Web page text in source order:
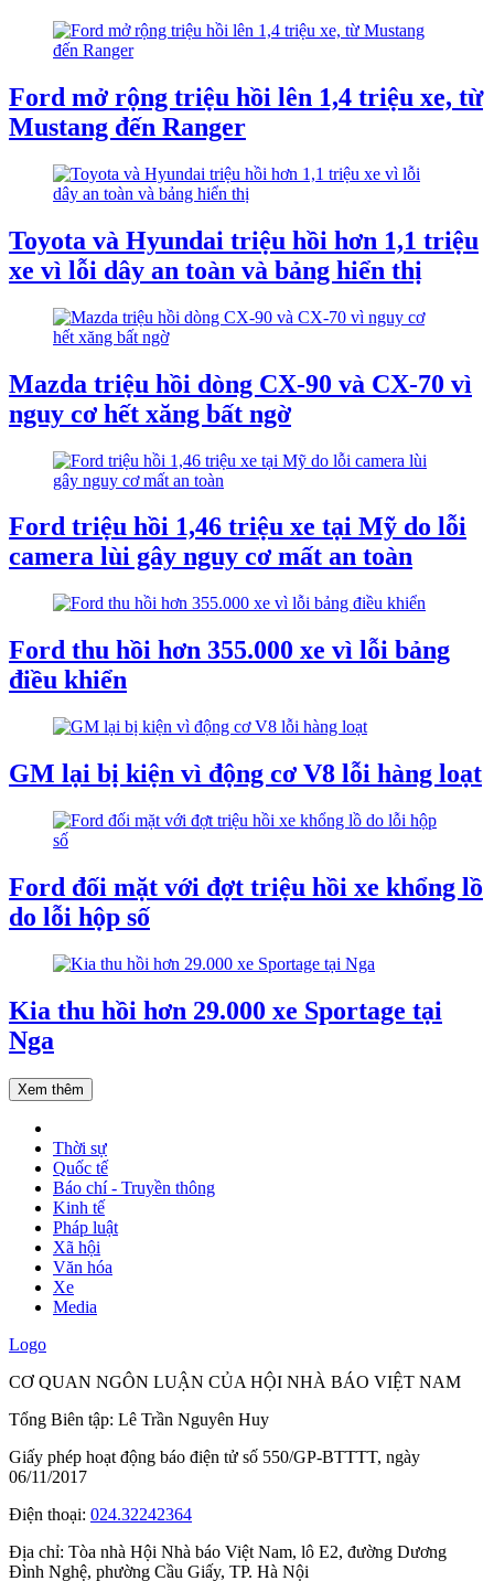
Ford mở rộng triệu hồi lên 1,4 triệu xe, từ
Mustang đến Ranger
Toyota và Hyundai triệu hồi hơn 1,1 triệu
xe vì lỗi dây an toàn và bảng hiển thị
Mazda triệu hồi dòng CX-90 và CX-70 vì
nguy cơ hết xăng bất ngờ
Ford triệu hồi 1,46 triệu xe tại Mỹ do lỗi
camera lùi gây nguy cơ mất an toàn
Ford thu hồi hơn 355.000 xe vì lỗi bảng
điều khiển
GM lại bị kiện vì động cơ V8 lỗi hàng loạt
Ford đối mặt với đợt triệu hồi xe khổng lồ
do lỗi hộp số
Kia thu hồi hơn 29.000 xe Sportage tại
Nga
Xem thêm
Thời sự
Quốc tế
Báo chí - Truyền thông
Kinh tế
Pháp luật
Xã hội
Văn hóa
Xe
Media
Logo
CƠ QUAN NGÔN LUẬN CỦA HỘI NHÀ BÁO VIỆT NAM
Tổng Biên tập: Lê Trần Nguyên Huy
Giấy phép hoạt động báo điện tử số 550/GP-BTTTT, ngày
06/11/2017
Điện thoại: 024.32242364
Địa chỉ: Tòa nhà Hội Nhà báo Việt Nam, lô E2, đường Dương
Đình Nghệ, phường Cầu Giấy, TP. Hà Nội